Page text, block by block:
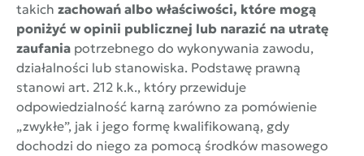
takich zachowań albo właściwości, które mogą
poniżyć w opinii publicznej lub narazić na utratę
zaufania potrzebnego do wykonywania zawodu,
działalności lub stanowiska. Podstawę prawną
stanowi art. 212 k.k., który przewiduje
odpowiedzialność karną zarówno za pomówienie
„zwykłe”, jak i jego formę kwalifikowaną, gdy
dochodzi do niego za pomocą środków masowego